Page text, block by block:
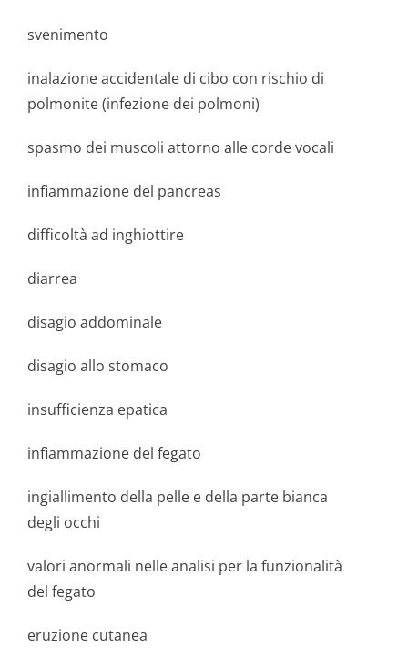
svenimento
inalazione accidentale di cibo con rischio di
polmonite (infezione dei polmoni)
spasmo dei muscoli attorno alle corde vocali
infiammazione del pancreas
difficoltà ad inghiottire
diarrea
disagio addominale
disagio allo stomaco
insufficienza epatica
infiammazione del fegato
ingiallimento della pelle e della parte bianca
degli occhi
valori anormali nelle analisi per la funzionalità
del fegato
eruzione cutanea